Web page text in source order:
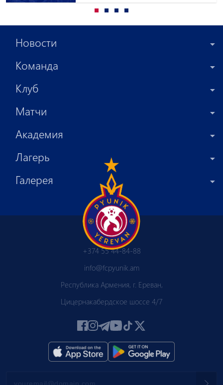
Новости
Команда
Клуб
Матчи
Академия
Лагерь
Галерея
+374 55 44-84-88
info@fcpyunik.am
Республика Армения, г. Ереван,
Цицернакабердское шоссе 4/7